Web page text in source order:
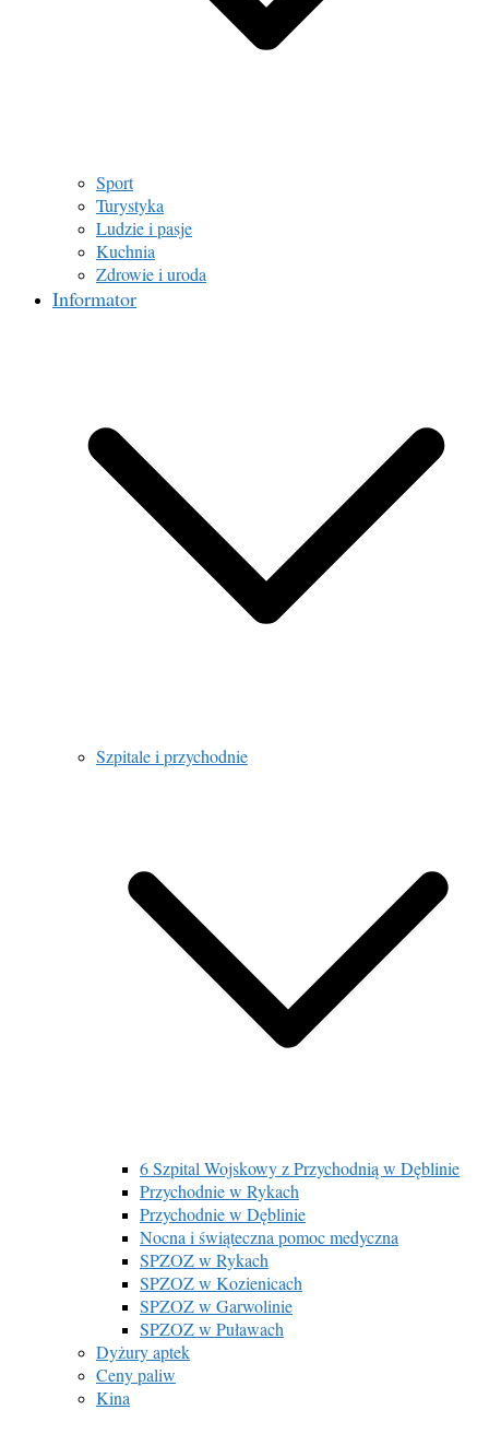
Sport
Turystyka
Ludzie i pasje
Kuchnia
Zdrowie i uroda
Informator
Szpitale i przychodnie
6 Szpital Wojskowy z Przychodnią w Dęblinie
Przychodnie w Rykach
Przychodnie w Dęblinie
Nocna i świąteczna pomoc medyczna
SPZOZ w Rykach
SPZOZ w Kozienicach
SPZOZ w Garwolinie
SPZOZ w Puławach
Dyżury aptek
Ceny paliw
Kina